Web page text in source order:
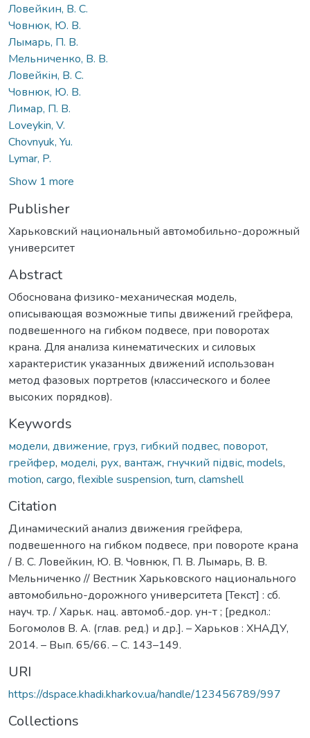
Ловейкин, В. С.
Човнюк, Ю. В.
Лымарь, П. В.
Мельниченко, В. В.
Ловейкін, В. С.
Човнюк, Ю. В.
Лимар, П. В.
Loveykin, V.
Chovnyuk, Yu.
Lymar, P.
Show 1 more
Publisher
Харьковский национальный автомобильно-дорожный
университет
Abstract
Обоснована физико-механическая модель,
описывающая возможные типы движений грейфера,
подвешенного на гибком подвесе, при поворотах
крана. Для анализа кинематических и силовых
характеристик указанных движений использован
метод фазовых портретов (классического и более
высоких порядков).
Keywords
модели, движение, груз, гибкий подвес, поворот,
грейфер, моделі, рух, вантаж, гнучкий підвіс, models,
motion, cargo, flexible suspension, turn, clamshell
Citation
Динамический анализ движения грейфера,
подвешенного на гибком подвесе, при повороте крана
/ В. С. Ловейкин, Ю. В. Човнюк, П. В. Лымарь, В. В.
Мельниченко // Вестник Харьковского национального
автомобильно-дорожного университета [Текст] : сб.
науч. тр. / Харьк. нац. автомоб.-дор. ун-т ; [редкол.:
Богомолов В. А. (глав. ред.) и др.]. – Харьков : ХНАДУ,
2014. – Вып. 65/66. – C. 143–149.
URI
https://dspace.khadi.kharkov.ua/handle/123456789/997
Collections